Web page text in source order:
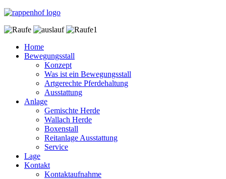
Home
Bewegungsstall
Konzept
Was ist ein Bewegungsstall
Artgerechte Pferdehaltung
Ausstattung
Anlage
Gemischte Herde
Wallach Herde
Boxenstall
Reitanlage Ausstattung
Service
Lage
Kontakt
Kontaktaufnahme